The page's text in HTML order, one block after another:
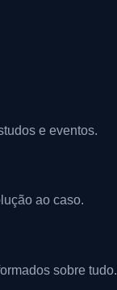
e eventos.
ao caso.
sobre tudo.